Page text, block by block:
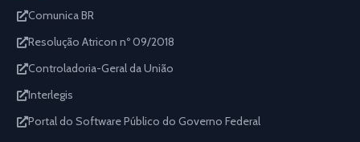
Comunica BR
Resolução Atricon nº 09/2018
Controladoria-Geral da União
Interlegis
Portal do Software Público do Governo Federal